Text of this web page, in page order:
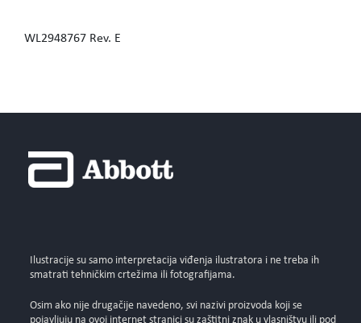
WL2948767 Rev. E
Ilustracije su samo interpretacija viđenja ilustratora i ne treba ih
smatrati tehničkim crtežima ili fotografijama.
Osim ako nije drugačije navedeno, svi nazivi proizvoda koji se
pojavljuju na ovoj internet stranici su zaštitni znak u vlasništvu ili pod